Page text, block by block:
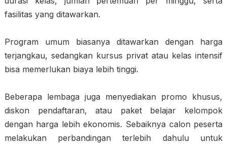
fasilitas yang ditawarkan.
Program umum biasanya ditawarkan dengan harga
terjangkau, sedangkan kursus privat atau kelas intensif
bisa memerlukan biaya lebih tinggi.
Beberapa lembaga juga menyediakan promo khusus,
diskon pendaftaran, atau paket belajar kelompok
dengan harga lebih ekonomis. Sebaiknya calon peserta
melakukan perbandingan terlebih dahulu untuk